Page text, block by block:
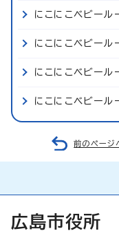
にこにこベビール
にこにこベビール
にこにこベビール
にこにこベビール
前のページ
広島市役所